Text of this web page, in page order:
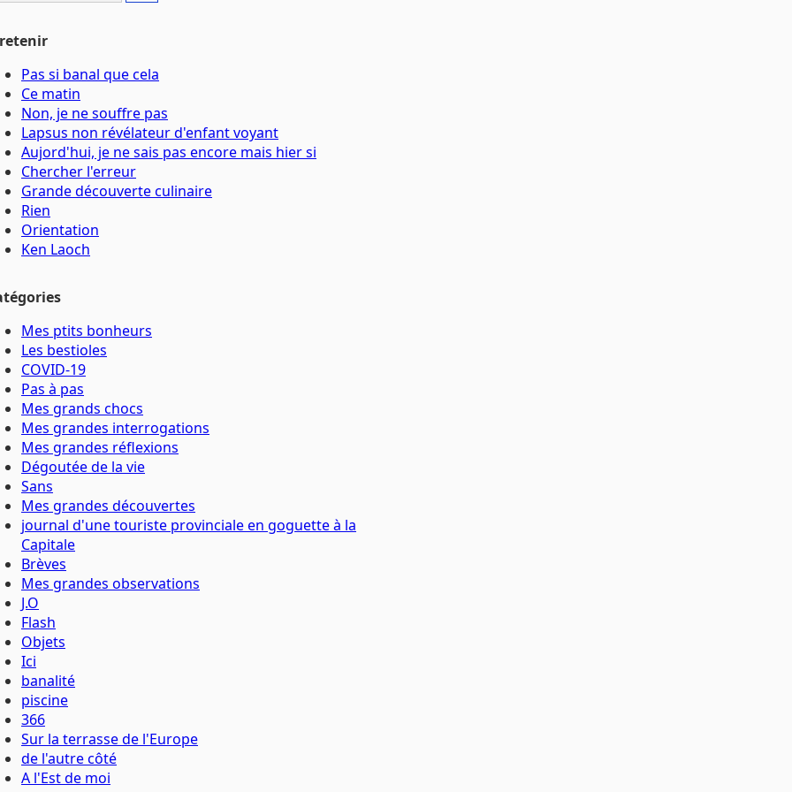
Pas si banal que cela
Ce matin
Non, je ne souffre pas
Lapsus non révélateur d'enfant voyant
Aujord'hui, je ne sais pas encore mais hier si
Chercher l'erreur
Grande découverte culinaire
Rien
Orientation
Ken Laoch
Mes ptits bonheurs
Les bestioles
COVID-19
Pas à pas
Mes grands chocs
Mes grandes interrogations
Mes grandes réflexions
Dégoutée de la vie
Sans
Mes grandes découvertes
journal d'une touriste provinciale en goguette à la
Capitale
Brèves
Mes grandes observations
J.O
Flash
Objets
Ici
banalité
piscine
366
Sur la terrasse de l'Europe
de l'autre côté
A l'Est de moi